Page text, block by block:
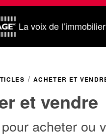
La voix de
ACHETER ET
et vendre
acheter ou